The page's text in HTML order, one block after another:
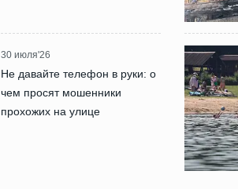
30 июля'26
Не давайте телефон в руки: о
чем просят мошенники
прохожих на улице